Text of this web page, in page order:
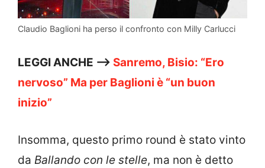
Claudio Baglioni ha perso il confronto con Milly Carlucci
LEGGI ANCHE —> Sanremo, Bisio: “Ero
nervoso” Ma per Baglioni è “un buon
inizio”
Insomma, questo primo round è stato vinto
da Ballando con le stelle, ma non è detto